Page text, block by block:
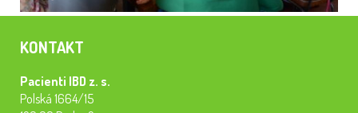
KONTAKT
Pacienti IBD z. s.
Polská 1664/15